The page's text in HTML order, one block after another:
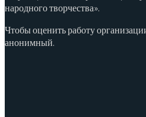
народного творчества».
Чтобы оценить работу
анонимный.